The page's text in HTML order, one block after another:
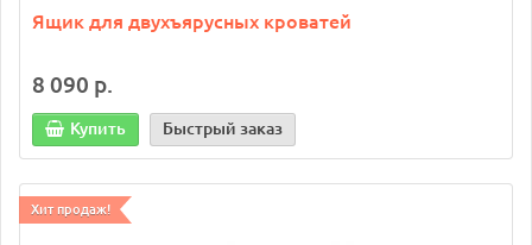
Ящик для двухъярусных кроватей
8 090 р.
Купить Быстрый заказ
Хит продаж!